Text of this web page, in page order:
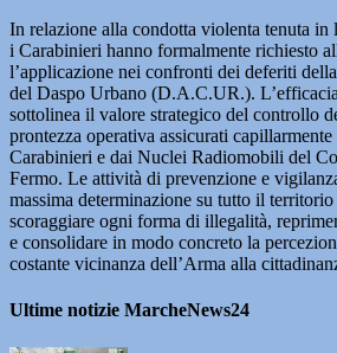
In relazione alla condotta violenta tenuta in
i Carabinieri hanno formalmente richiesto
l’applicazione nei confronti dei deferiti
del Daspo Urbano (D.A.C.UR.).
sottolinea il valore strategico del controllo
prontezza operativa assicurati
Carabinieri e dai Nuclei Radiomobili del
Fermo. Le attività di prevenzione e
massima determinazione su tutto il
scoraggiare ogni forma di illegalità,
e consolidare in modo concreto la
costante vicinanza dell’Arma alla
Ultime notizie MarcheNews24